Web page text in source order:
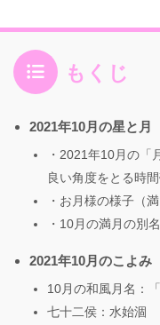
もくじ
2021年10月の星と月
・2021年10月の「
良い角度をとる時
・お月様の様子（満
・10月の満月の別
2021年10月のこよみ
10月の和風月名：「
七十二侯：水始涸